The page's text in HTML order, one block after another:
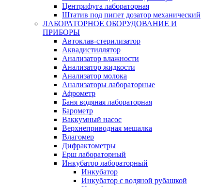
Центрифуга лабораторная
Штатив под пипет дозатор механический
ЛАБОРАТОРНОЕ ОБОРУДОВАНИЕ И
ПРИБОРЫ
Автоклав-стерилизатор
Аквадистиллятор
Анализатор влажности
Анализатор жидкости
Анализатор молока
Анализаторы лабораторные
Афрометр
Баня водяная лабораторная
Барометр
Ваккумный насос
Верхнеприводная мешалка
Влагомер
Дифрактометры
Ерш лабораторный
Инкубатор лабораторный
Инкубатор
Инкубатор с водяной рубашкой